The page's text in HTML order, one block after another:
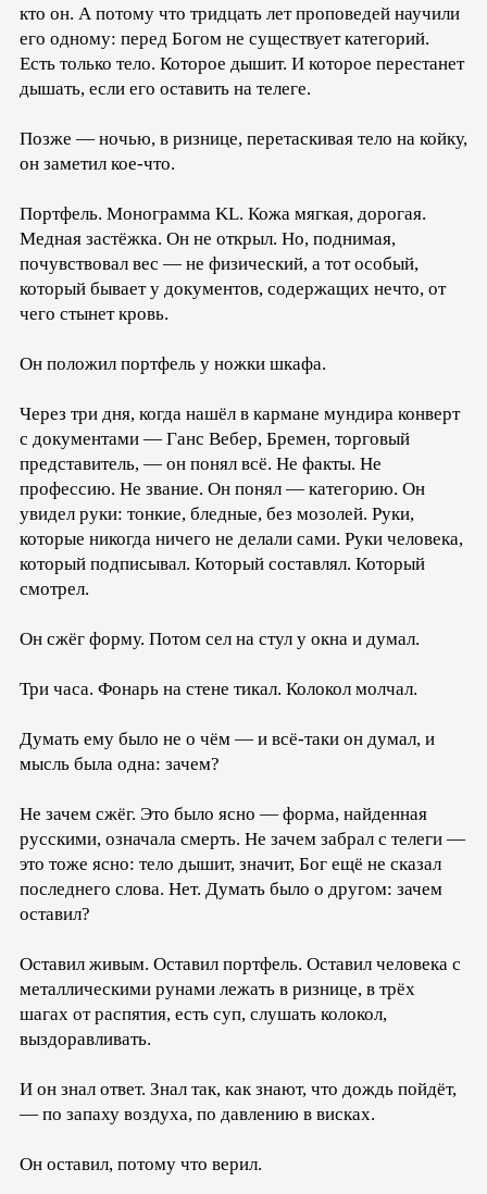
кто он. А потому что тридцать лет проповедей научили
его одному: перед Богом не существует категорий.
Есть только тело. Которое дышит. И которое перестанет
дышать, если его оставить на телеге.
Позже — ночью, в ризнице, перетаскивая тело на койку,
он заметил кое-что.
Портфель. Монограмма KL. Кожа мягкая, дорогая.
Медная застёжка. Он не открыл. Но, поднимая,
почувствовал вес — не физический, а тот особый,
который бывает у документов, содержащих нечто, от
чего стынет кровь.
Он положил портфель у ножки шкафа.
Через три дня, когда нашёл в кармане мундира конверт
с документами — Ганс Вебер, Бремен, торговый
представитель, — он понял всё. Не факты. Не
профессию. Не звание. Он понял — категорию. Он
увидел руки: тонкие, бледные, без мозолей. Руки,
которые никогда ничего не делали сами. Руки человека,
который подписывал. Который составлял. Который
смотрел.
Он сжёг форму. Потом сел на стул у окна и думал.
Три часа. Фонарь на стене тикал. Колокол молчал.
Думать ему было не о чём — и всё-таки он думал, и
мысль была одна: зачем?
Не зачем сжёг. Это было ясно — форма, найденная
русскими, означала смерть. Не зачем забрал с телеги —
это тоже ясно: тело дышит, значит, Бог ещё не сказал
последнего слова. Нет. Думать было о другом: зачем
оставил?
Оставил живым. Оставил портфель. Оставил человека с
металлическими рунами лежать в ризнице, в трёх
шагах от распятия, есть суп, слушать колокол,
выздоравливать.
И он знал ответ. Знал так, как знают, что дождь пойдёт,
— по запаху воздуха, по давлению в висках.
Он оставил, потому что верил.